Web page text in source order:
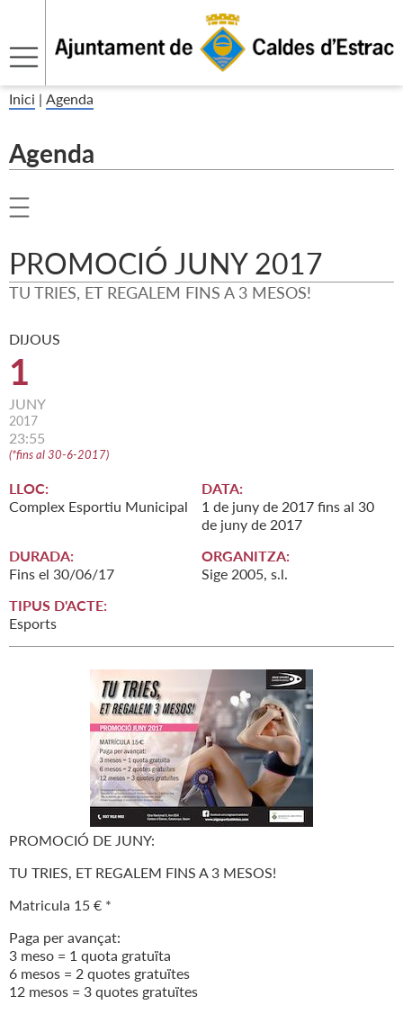
Inici | Agenda
Agenda
PROMOCIÓ JUNY 2017
TU TRIES, ET REGALEM FINS A 3 MESOS!
DIJOUS
1
JUNY
2017
23:55
(*fins al 30-6-2017)
LLOC:
Complex Esportiu Municipal
DATA:
1 de juny de 2017 fins al 30
de juny de 2017
DURADA:
Fins el 30/06/17
ORGANITZA:
Sige 2005, s.l.
TIPUS D'ACTE:
Esports
PROMOCIÓ DE JUNY:
TU TRIES, ET REGALEM FINS A 3 MESOS!
Matricula 15 € *
Paga per avançat:
3 meso = 1 quota gratuïta
6 mesos = 2 quotes gratuïtes
12 mesos = 3 quotes gratuïtes